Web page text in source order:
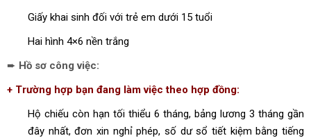
Giấy khai sinh đối với trẻ em dưới 15 tuổi
Hai hình 4×6 nền trắng
➨ Hồ sơ công việc:
+ Trường hợp bạn đang làm việc theo hợp đồng:
Hộ chiếu còn hạn tối thiểu 6 tháng, bảng lương 3 tháng gần
đây nhất, đơn xin nghỉ phép, số dư sổ tiết kiệm bằng tiếng